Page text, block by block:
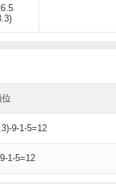
9-1-5=12
1-5=12